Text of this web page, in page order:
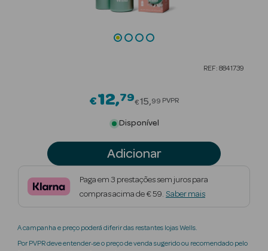
Beauty Season
Beauty Season
Beauty Season
Beauty Season
REF: 8841739
€12 79Price reduced from
€15 99 PVPR
Disponível
Adicionar
Paga em 3 prestações sem juros para
compras acima de € 59. Saber mais
A campanha e preço poderá diferir das restantes lojas Wells.
Por PVPR deve entender-se o preço de venda sugerido ou recomendado pelo